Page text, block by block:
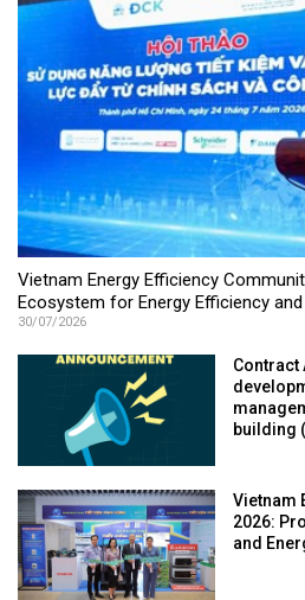
Vietnam Energy Efficiency
Ecosystem for Energy Efficiency
30/07/2026
Contract
building
Vietnam
2026:
and